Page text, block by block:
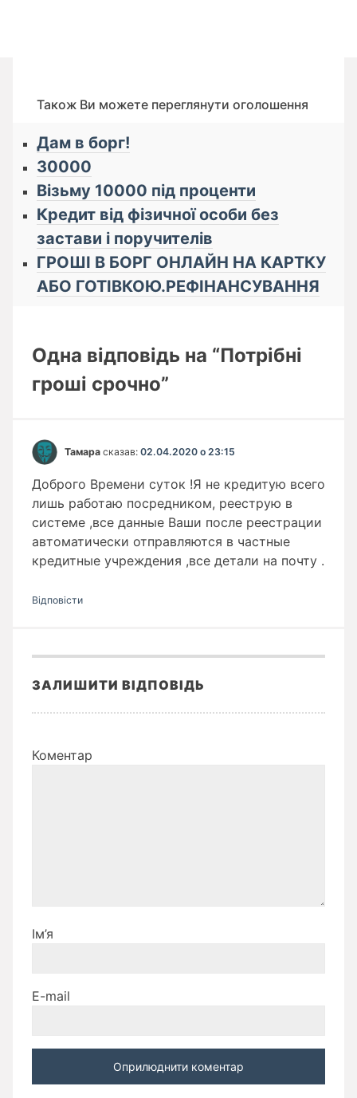
Також Ви можете переглянути оголошення
Дам в борг!
30000
Візьму 10000 під проценти
Кредит від фізичної особи без
застави і поручителів
ГРОШІ В БОРГ ОНЛАЙН НА КАРТКУ
АБО ГОТІВКОЮ.РЕФІНАНСУВАННЯ
Одна відповідь на “Потрібні
гроші срочно”
Тамара сказав: 02.04.2020 о 23:15
Доброго Времени суток !Я не кредитую всего
лишь работаю посредником, рееструю в
системе ,все данные Ваши после реестрации
автоматически отправляются в частные
кредитные учреждения ,все детали на почту .
Відповіcти
ЗАЛИШИТИ ВІДПОВІДЬ
Коментар
Ім’я
E-mail